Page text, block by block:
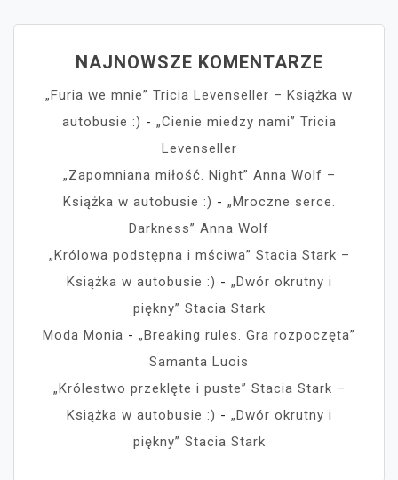
NAJNOWSZE KOMENTARZE
„Furia we mnie” Tricia Levenseller – Książka w
autobusie :) - „Cienie miedzy nami” Tricia
Levenseller
„Zapomniana miłość. Night” Anna Wolf –
Książka w autobusie :) - „Mroczne serce.
Darkness” Anna Wolf
„Królowa podstępna i mściwa” Stacia Stark –
Książka w autobusie :) - „Dwór okrutny i
piękny” Stacia Stark
Moda Monia - „Breaking rules. Gra rozpoczęta”
Samanta Luois
„Królestwo przeklęte i puste” Stacia Stark –
Książka w autobusie :) - „Dwór okrutny i
piękny” Stacia Stark